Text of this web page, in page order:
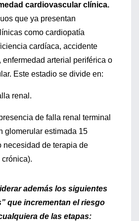
cardiovascular clínica.
que ya presentan
como cardiopatía
cardíaca, accidente
enfermedad arterial periférica o
Este estadio se divide en:
renal.
de falla renal terminal
glomerular estimada 15
necesidad de terapia de
además los siguientes
que incrementan el riesgo
de las etapas: